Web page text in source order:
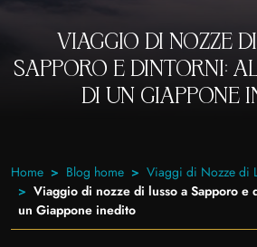
VIAGGIO DI NOZZE
SAPPORO E DINTORNI:
DI UN GIAPPONE
Home Blog home
Viaggi di Nozze di
Viaggio di nozze di lusso a Sapporo e
un Giappone inedito